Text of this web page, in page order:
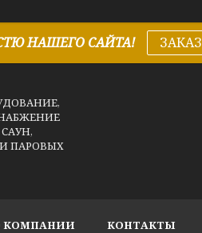
НАШЕГО САЙТА! ЗАКАЗ
ПАРОВЫХ
КОМПАНИИ КОНТАКТЫ